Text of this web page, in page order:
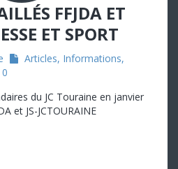
FFJDA ET
ET SPORT
Articles, Informations,
0
du JC Touraine en janvier
et JS-JCTOURAINE